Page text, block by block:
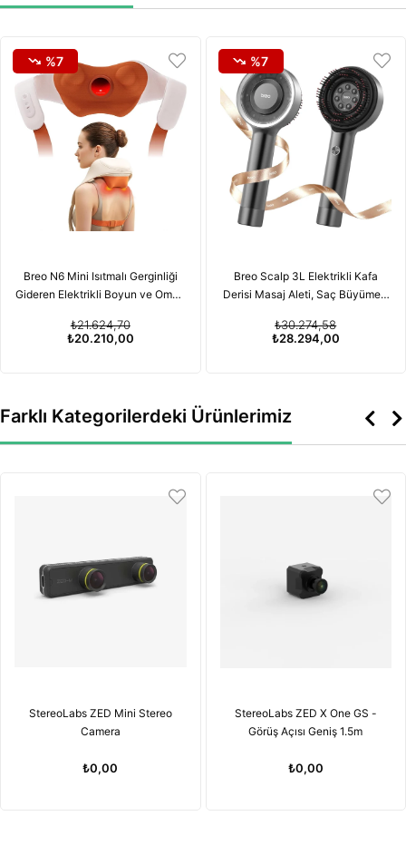
Breo N6 Mini Isıtmalı Gerginliği
Gideren Elektrikli Boyun ve Omuz
₺20.210,00
₺21.624,70
%7
Breo Scalp 3L Elektrikli Kafa
Derisi Masaj Aleti, Saç Büyümesi
Özelliğiyle
₺28.294,00
₺30.274,58
%7
Farklı Kategorilerdeki Ürünlerimiz
StereoLabs ZED Mini Stereo
Camera
₺0,00
StereoLabs ZED X One GS -
Görüş Açısı Geniş 1.5m
₺0,00